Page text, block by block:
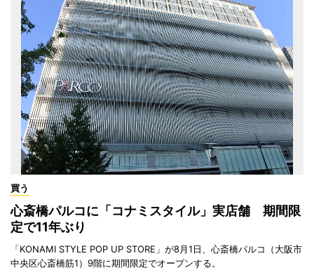
買う
心斎橋パルコに「コナミスタイル」実店舗 期間限
定で11年ぶり
「KONAMI STYLE POP UP STORE」が8月1日、心斎橋パルコ（大阪市
中央区心斎橋筋1）9階に期間限定でオープンする。